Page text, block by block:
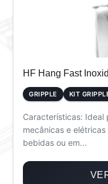
HF Hang Fast
GRIPPLE KIT
Características: Ideal
mecânicas e
bebidas ou em...